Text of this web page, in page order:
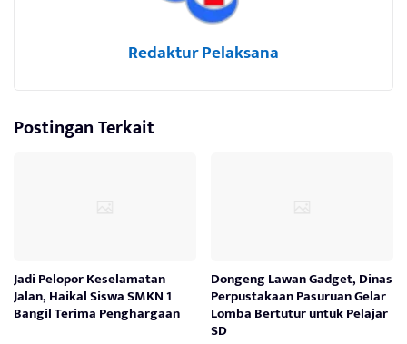
Redaktur Pelaksana
Postingan Terkait
Jadi Pelopor Keselamatan
Jalan, Haikal Siswa SMKN 1
Bangil Terima Penghargaan
Dongeng Lawan Gadget, Dinas
Perpustakaan Pasuruan Gelar
Lomba Bertutur untuk Pelajar
SD